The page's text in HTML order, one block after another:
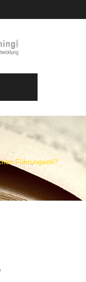
Führungsstil?